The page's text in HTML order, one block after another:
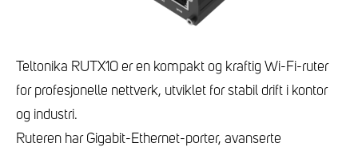
Teltonika RUTX10 er en kompakt og kraftig Wi-Fi-ruter
for profesjonelle nettverk, utviklet for stabil drift i kontor
og industri.
Ruteren har Gigabit-Ethernet-porter, avanserte